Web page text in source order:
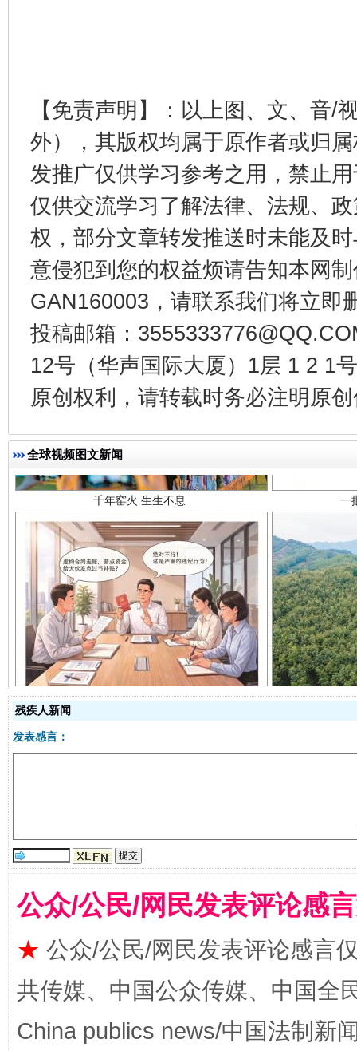
【免责声明】：以上图、文、音/
外），其版权均属于原作者或归
发推广仅供学习参考之用，禁止
仅供交流学习了解法律、法规、
权，部分文章转发推送时未能及
意侵犯到您的权益烦请告知本网
GAN160003，请联系我们将立即
投稿邮箱：
12号（华声国际大厦）1层 1 2 1
原创权利，请转载时务必注明原
全球视频图文新闻
千年窑火 生生不息 一
揭开“小金库”的免责幌子
全民健身五年计划来了！等你上场
残疾人新闻
发表感言：
公众/公民/网民发表评论感
★ 公众/公民/网民发表评论感言
共传媒、中国公众传媒、中国全
China publics news/中国法制新